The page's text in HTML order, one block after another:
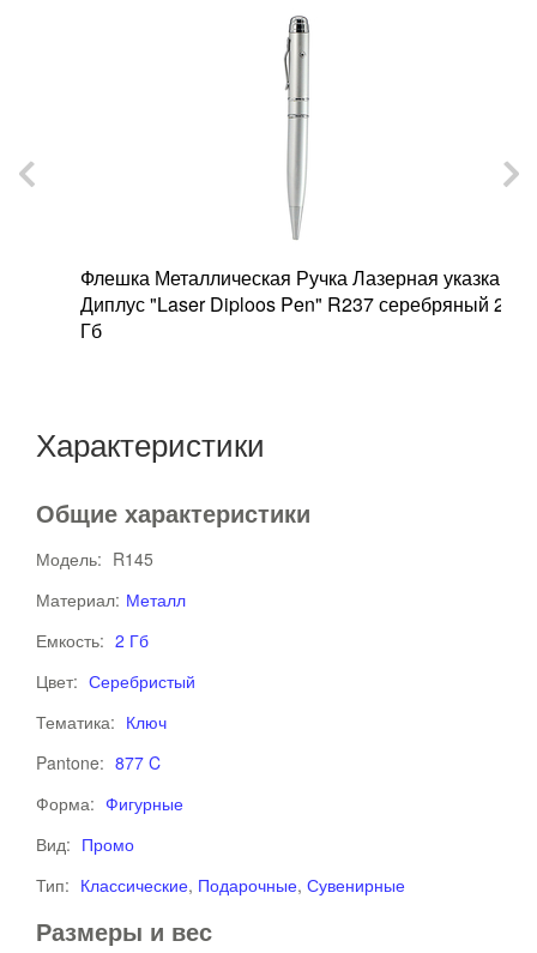
Флешка Металлическая Ручка Лазерная указка
Диплус "Laser Diploos Pen" R237 серебряный 2
Характеристики
Общие характеристики
Модель: R145
Материал: Металл
Емкость: 2 Гб
Цвет: Серебристый
Тематика: Ключ
Pantone: 877 C
Форма: Фигурные
Вид: Промо
Тип: Классические, Подарочные, Сувенирные
Размеры и вес